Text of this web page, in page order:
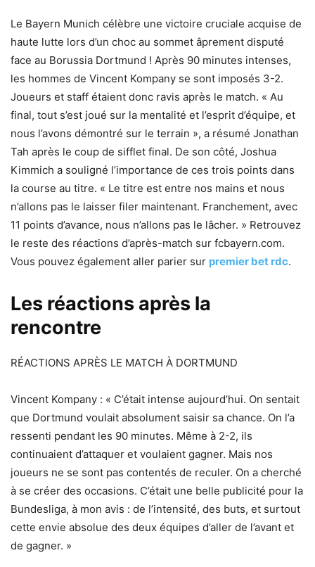
Le Bayern Munich célèbre une victoire cruciale acquise de
haute lutte lors d’un choc au sommet âprement disputé
face au Borussia Dortmund ! Après 90 minutes intenses,
les hommes de Vincent Kompany se sont imposés 3-2.
Joueurs et staff étaient donc ravis après le match. « Au
final, tout s’est joué sur la mentalité et l’esprit d’équipe, et
nous l’avons démontré sur le terrain », a résumé Jonathan
Tah après le coup de sifflet final. De son côté, Joshua
Kimmich a souligné l’importance de ces trois points dans
la course au titre. « Le titre est entre nos mains et nous
n’allons pas le laisser filer maintenant. Franchement, avec
11 points d’avance, nous n’allons pas le lâcher. » Retrouvez
le reste des réactions d’après-match sur fcbayern.com.
Vous pouvez également aller parier sur premier bet rdc.
Les réactions après la
rencontre
RÉACTIONS APRÈS LE MATCH À DORTMUND
Vincent Kompany : « C’était intense aujourd’hui. On sentait
que Dortmund voulait absolument saisir sa chance. On l’a
ressenti pendant les 90 minutes. Même à 2-2, ils
continuaient d’attaquer et voulaient gagner. Mais nos
joueurs ne se sont pas contentés de reculer. On a cherché
à se créer des occasions. C’était une belle publicité pour la
Bundesliga, à mon avis : de l’intensité, des buts, et surtout
cette envie absolue des deux équipes d’aller de l’avant et
de gagner. »